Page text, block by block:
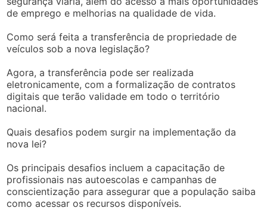
de emprego e melhorias na qualidade de vida.
Como será feita a transferência de propriedade de
veículos sob a nova legislação?
Agora, a transferência pode ser realizada
eletronicamente, com a formalização de contratos
digitais que terão validade em todo o território
nacional.
Quais desafios podem surgir na implementação da
nova lei?
Os principais desafios incluem a capacitação de
profissionais nas autoescolas e campanhas de
conscientização para assegurar que a população saiba
como acessar os recursos disponíveis.